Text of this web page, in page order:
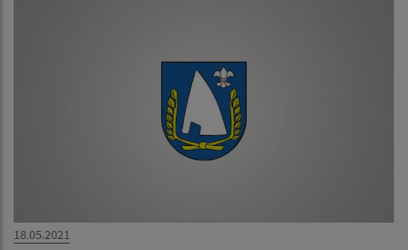
18.05.2021